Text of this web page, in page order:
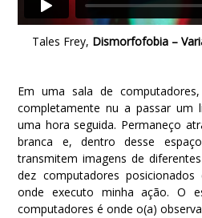
Tales Frey, Dismorfofobia –
Em uma sala de
completamente nu a passar um
uma hora seguida. Permaneço
branca e, dentro desse
transmitem imagens de
dez computadores
onde executo minha ação. O
computadores é onde o(a)